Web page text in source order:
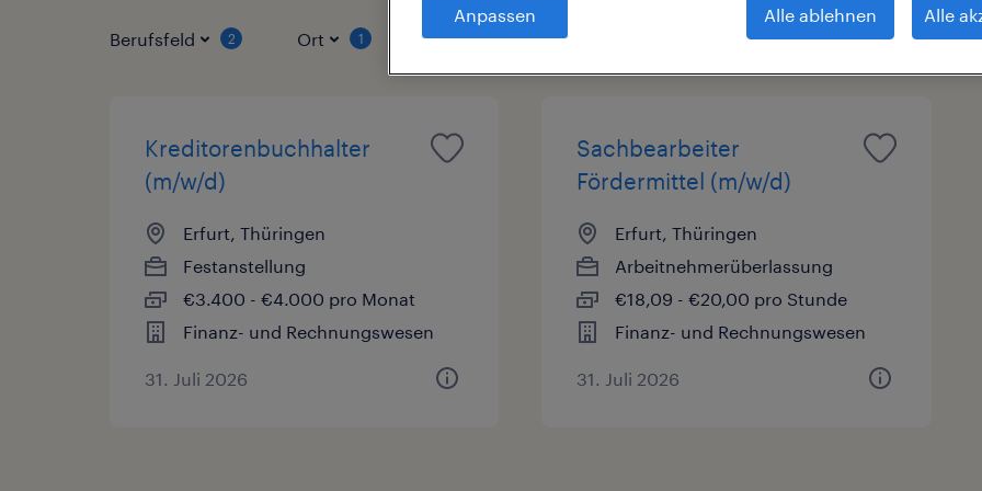
Berufsfeld 2 Ort 1 Vertragsart Arbeitszeit
Kreditorenbuchhalter
(m/w/d)
Erfurt, Thüringen
Festanstellung
€3.400 - €4.000 pro Monat
Finanz- und Rechnungswesen
31. Juli 2026
Sachbearbeiter
Fördermittel (m/w/d)
Erfurt, Thüringen
Arbeitnehmerüberlassung
€18,09 - €20,00 pro Stunde
Finanz- und Rechnungswesen
31. Juli 2026
Anpassen Alle ablehnen Alle